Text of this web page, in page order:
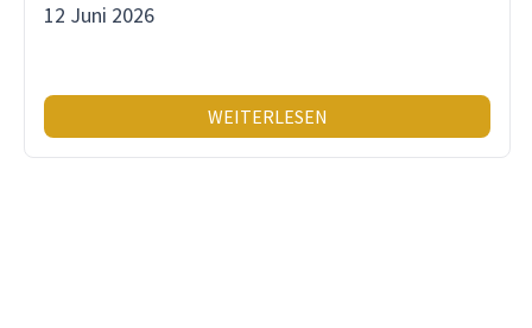
12 Juni 2026
WEITERLESEN